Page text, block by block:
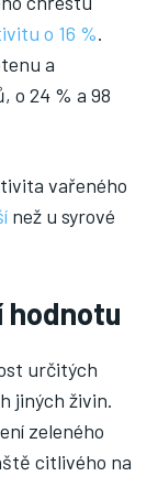
o 16 %.
a
o 24 % a 98
vařeného
než u syrové
hodnotu
určitých
jiných živin.
zeleného
citlivého na